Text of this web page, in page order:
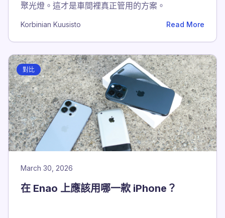
聚光燈。這才是車間裡真正管用的方案。
Korbinian Kuusisto Read More
對比
March 30, 2026
在 Enao 上應該用哪一款 iPhone？